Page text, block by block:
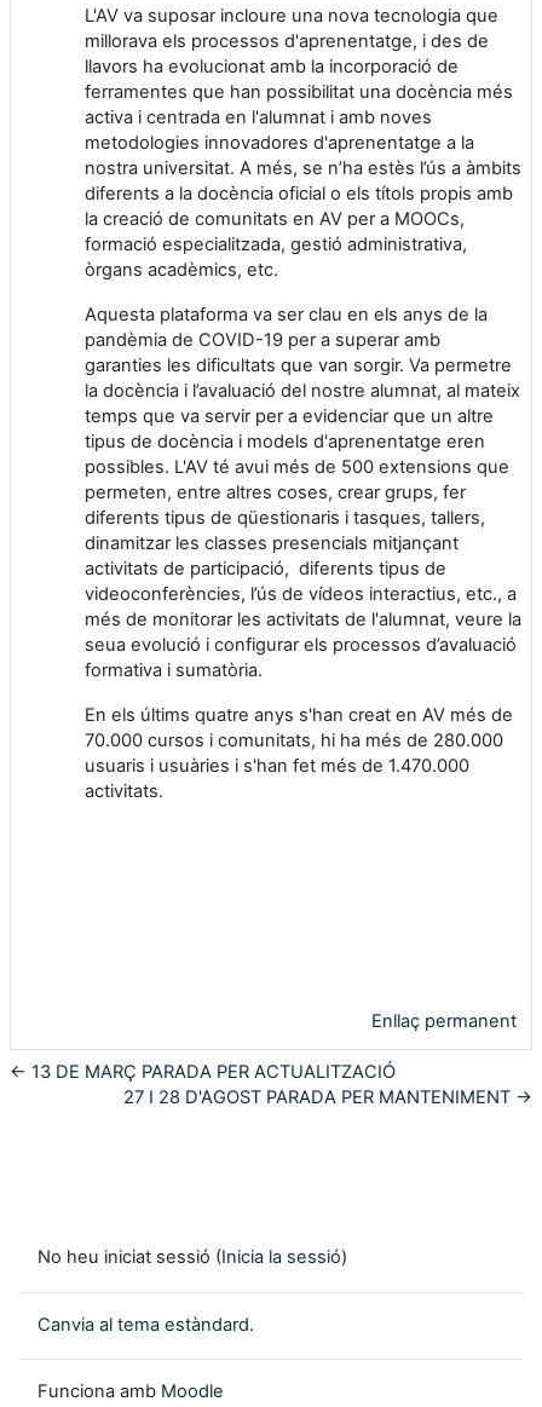
L'AV va suposar incloure una nova tecnologia que
millorava els processos d'aprenentatge, i des de
llavors ha evolucionat amb la incorporació de
ferramentes que han possibilitat una docència més
activa i centrada en l'alumnat i amb noves
metodologies innovadores d'aprenentatge a la
nostra universitat. A més, se n’ha estès l’ús a àmbits
diferents a la docència oficial o els títols propis amb
la creació de comunitats en AV per a MOOCs,
formació especialitzada, gestió administrativa,
òrgans acadèmics, etc.
Aquesta plataforma va ser clau en els anys de la
pandèmia de COVID-19 per a superar amb
garanties les dificultats que van sorgir. Va permetre
la docència i l’avaluació del nostre alumnat, al mateix
temps que va servir per a evidenciar que un altre
tipus de docència i models d'aprenentatge eren
possibles. L'AV té avui més de 500 extensions que
permeten, entre altres coses, crear grups, fer
diferents tipus de qüestionaris i tasques, tallers,
dinamitzar les classes presencials mitjançant
activitats de participació, diferents tipus de
videoconferències, l’ús de vídeos interactius, etc., a
més de monitorar les activitats de l'alumnat, veure la
seua evolució i configurar els processos d’avaluació
formativa i sumatòria.
En els últims quatre anys s'han creat en AV més de
70.000 cursos i comunitats, hi ha més de 280.000
usuaris i usuàries i s'han fet més de 1.470.000
activitats.
Enllaç permanent
← 13 DE MARÇ PARADA PER ACTUALITZACIÓ
27 I 28 D'AGOST PARADA PER MANTENIMENT →
No heu iniciat sessió (Inicia la sessió)
Canvia al tema estàndard.
Funciona amb Moodle